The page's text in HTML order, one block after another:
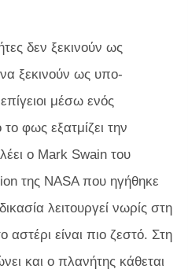
δεν ξεκινούν ως
να ξεκινούν ως υπο-
μέσω ενός
φως εξατμίζει την
ο Mark Swain του
της NASA που ηγήθηκε
λειτουργεί νωρίς στη
είναι πιο ζεστό. Στη
και ο πλανήτης κάθεται